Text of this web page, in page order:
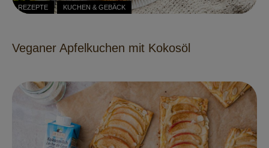
REZEPTE KUCHEN & GEBÄCK
Veganer Apfelkuchen mit Kokosöl